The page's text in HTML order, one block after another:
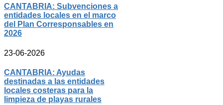
CANTABRIA: Subvenciones a
entidades locales en el marco
del Plan Corresponsables en
2026
23-06-2026
CANTABRIA: Ayudas
destinadas a las entidades
locales costeras para la
limpieza de playas rurales